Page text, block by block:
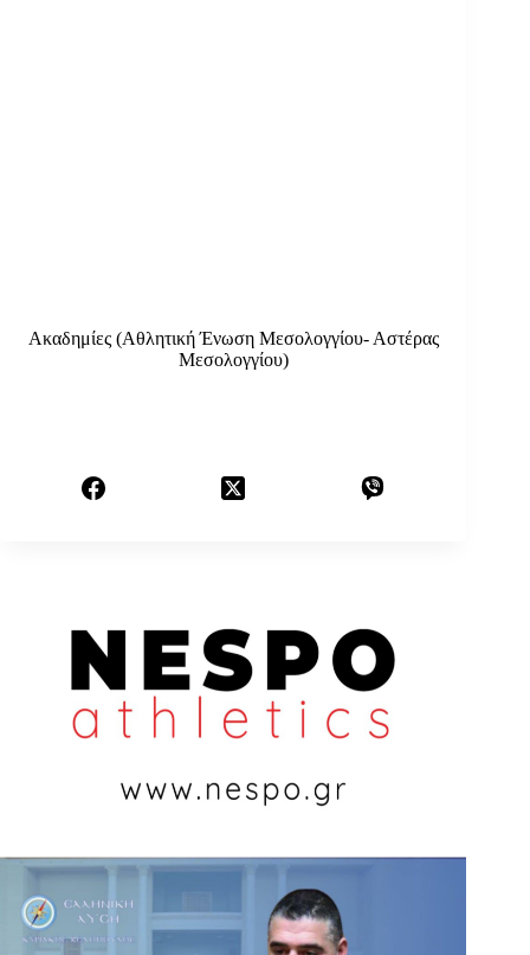
Ακαδημίες (Αθλητική Ένωση Μεσολογγίου- Αστέρας
Μεσολογγίου)